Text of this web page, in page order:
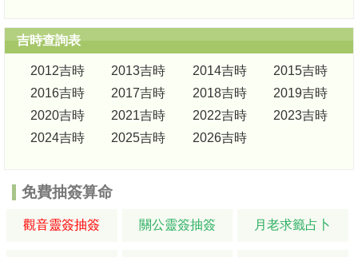
吉時查詢表
2012吉時 2013吉時 2014吉時
2015吉時
2016吉時
2017吉時 2018吉時
2019吉時
2020吉時
2021吉時 2022吉時
2023吉時
2024吉時
2025吉時 2026吉時
免費抽簽算命
觀音靈簽抽簽 關公靈簽抽簽 月老求籤占卜